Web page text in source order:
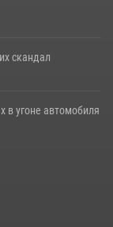
скандал
в угоне автомобиля